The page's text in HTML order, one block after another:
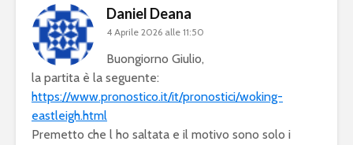
Daniel Deana
4 Aprile 2026 alle 11:50
Buongiorno Giulio,
la partita è la seguente:
https://www.pronostico.it/it/pronostici/woking-
eastleigh.html
Premetto che l ho saltata e il motivo sono solo i